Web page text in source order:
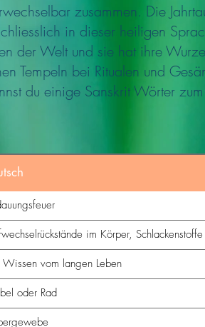
zusammen. Die
in dieser heiligen
der Welt und sie hat ihre
Tempeln bei Ritualen und
du einige Sanskrit Wörter
im Körper, Schlackenstoffe
Wissen vom langen Leben
oder Rad